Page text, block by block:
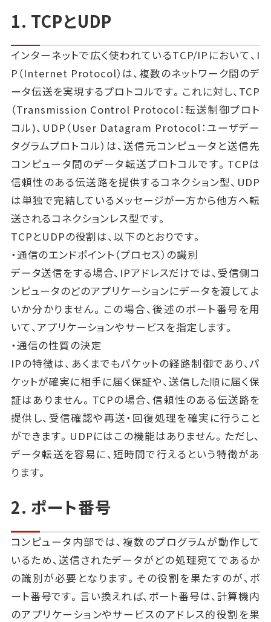
1. TCPとUDP
インターネットで広く使われているTCP/IPにおいて、I
P（Internet Protocol）は、複数のネットワーク間のデ
ータ伝送を実現するプロトコルです。これに対し、TCP
（Transmission Control Protocol：転送制御プロト
コル)、UDP（User Datagram Protocol：ユーザデー
タグラムプロトコル）は、送信元コンピュータと送信先
コンピュータ間のデータ転送プロトコルです。TCPは
信頼性のある伝送路を提供するコネクション型、UDP
は単独で完結しているメッセージが一方から他方へ転
送されるコネクションレス型です。
TCPとUDPの役割は、以下のとおりです。
・通信のエンドポイント（プロセス）の識別
データ送信をする場合、IPアドレスだけでは、受信側コ
ンピュータのどのアプリケーションにデータを渡してよ
いか分かりません。この場合、後述のポート番号を用
いて、アプリケーションやサービスを指定します。
・通信の性質の決定
IPの特徴は、あくまでもパケットの経路制御であり、パ
ケットが確実に相手に届く保証や、送信した順に届く保
証はありません。TCPの場合、信頼性のある伝送路を
提供し、受信確認や再送・回復処理を確実に行うこと
ができます。UDPにはこの機能はありません。ただし、
データ転送を容易に、短時間で行えるという特徴があ
ります。
2. ポート番号
コンピュータ内部では、複数のプログラムが動作して
いるため、送信されたデータがどの処理宛てであるか
の識別が必要となります。その役割を果たすのが、ポ
ート番号です。言い換えれば、ポート番号は、計算機内
のアプリケーションやサービスのアドレス的役割を果